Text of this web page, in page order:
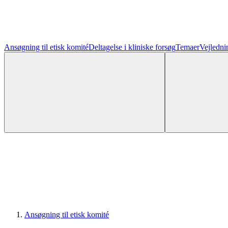
Ansøgning til etisk komitéDeltagelse i kliniske forsøgTemaer
Ansøgning til etisk komité